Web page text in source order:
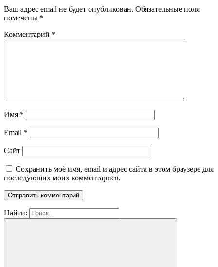
Ваш адрес email не будет опубликован. Обязательные поля
помечены *
Комментарий *
Имя *
Email *
Сайт
Сохранить моё имя, email и адрес сайта в этом браузере для
последующих моих комментариев.
Найти: